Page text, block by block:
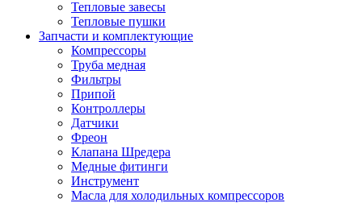
Тепловые завесы
Тепловые пушки
Запчасти и комплектующие
Компрессоры
Труба медная
Фильтры
Припой
Контроллеры
Датчики
Фреон
Клапана Шредера
Медные фитинги
Инструмент
Масла для холодильных компрессоров